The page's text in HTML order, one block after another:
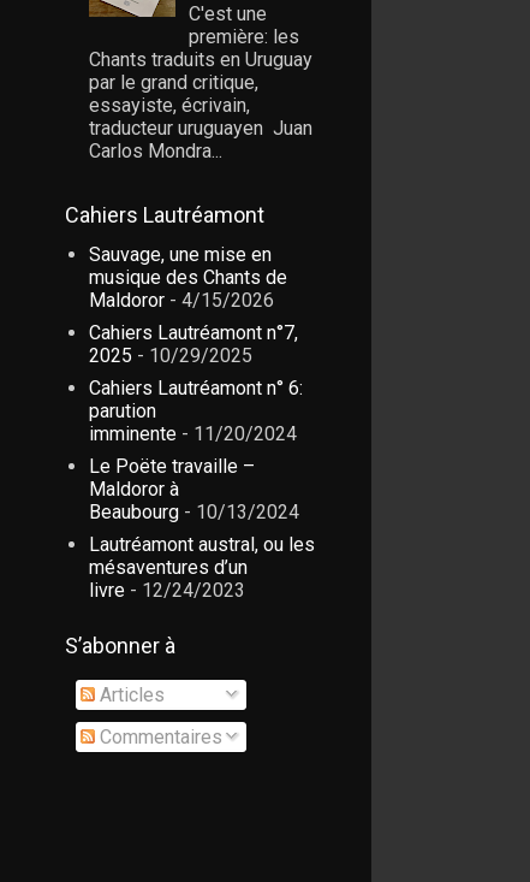
C'est une
première: les
Chants traduits en Uruguay
par le grand critique,
essayiste, écrivain,
traducteur uruguayen Juan
Carlos Mondra...
Cahiers Lautréamont
Sauvage, une mise en
musique des Chants de
Maldoror - 4/15/2026
Cahiers Lautréamont n°7,
2025 - 10/29/2025
Cahiers Lautréamont n° 6:
parution
imminente - 11/20/2024
Le Poëte travaille –
Maldoror à
Beaubourg - 10/13/2024
Lautréamont austral, ou les
mésaventures d’un
livre - 12/24/2023
S’abonner à
Articles
Commentaires